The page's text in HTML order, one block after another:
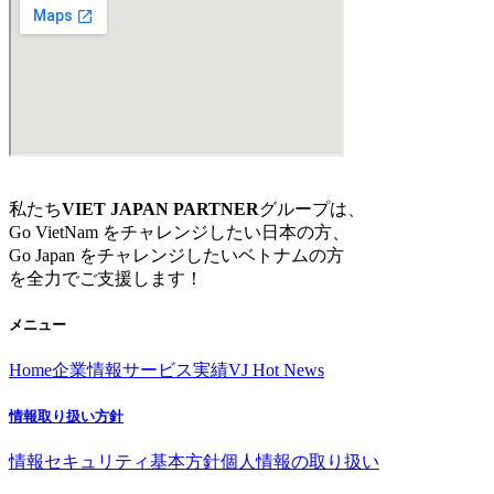
私たちVIET JAPAN PARTNERグループは、
Go VietNam をチャレンジしたい日本の方、
Go Japan をチャレンジしたいベトナムの方
を全力でご支援します！
メニュー
Home企業情報サービス実績VJ Hot News
情報取り扱い方針
情報セキュリティ基本方針個人情報の取り扱い